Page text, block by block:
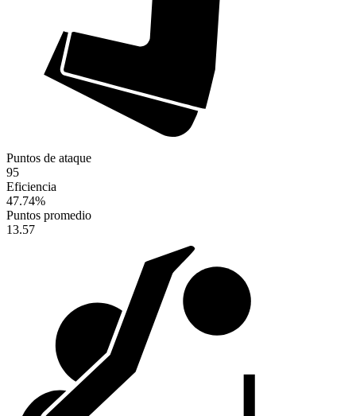
Puntos de ataque
95
Eficiencia
47.74%
Puntos promedio
13.57